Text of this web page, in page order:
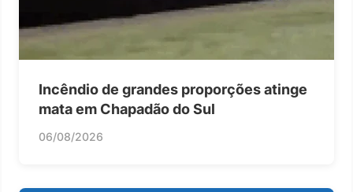
Incêndio de grandes proporções atinge
mata em Chapadão do Sul
06/08/2026